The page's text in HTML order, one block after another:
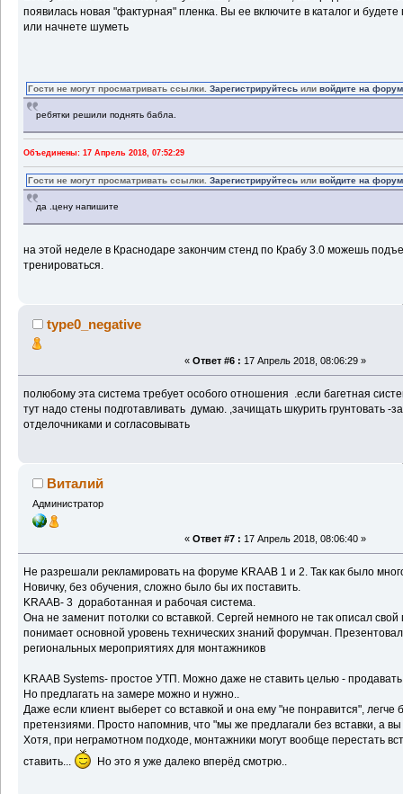
появилась новая "фактурная" пленка. Вы ее включите в каталог и будете
или начнете шуметь
Гости не могут просматривать ссылки.Зарегистрируйтесь иливойдите на форум
ребятки решили поднять бабла.
Объединены: 17 Апрель 2018, 07:52:29
Гости не могут просматривать ссылки.Зарегистрируйтесь иливойдите на форум
да .цену напишите
на этой неделе в Краснодаре закончим стенд по Крабу 3.0 можешь
тренироваться.
type0_negative
« Ответ #6 : 17 Апрель 2018, 08:06:29 »
полюбому эта система требует особого отношения .если багетная
тут надо стены подготавливать думаю. ,зачищать шкурить грунтовать -
отделочниками и согласовывать
Виталий
Администратор
« Ответ #7 : 17 Апрель 2018, 08:06:40 »
Не разрешали рекламировать на форуме KRAAB 1 и 2. Так как было
Новичку, без обучения, сложно было бы их поставить.
KRAAB- 3 доработанная и рабочая система.
Она не заменит потолки со вставкой. Сергей немного не так описал
понимает основной уровень технических знаний форумчан. Презентовал
региональных мероприятиях для монтажников
KRAAB Systems- простое УТП. Можно даже не ставить целью -
Но предлагать на замере можно и нужно..
Даже если клиент выберет со вставкой и она ему "не понравится", легче
претензиями. Просто напомнив, что "мы же предлагали без вставки, а
Хотя, при неграмотном подходе, монтажники могут вообще перестать
ставить...
Но это я уже далеко вперёд смотрю..